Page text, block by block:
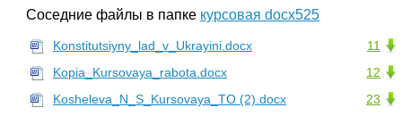
Соседние файлы в папке курсовая docx525
11
Konstitutsiyny_lad_v_Ukrayini.docx
12
Kopia_Kursovaya_rabota.docx
23
Kosheleva_N_S_Kursovaya_TO (2).docx